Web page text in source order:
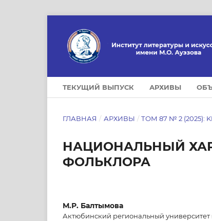
ТЕКУЩИЙ ВЫПУСК АРХИВЫ
ГЛАВНАЯ / АРХИВЫ / ТОМ 87 № 2 (2025):
НАЦИОНАЛЬНЫЙ
ФОЛЬКЛОРА
М.Р. Балтымова
Актюбинский региональный